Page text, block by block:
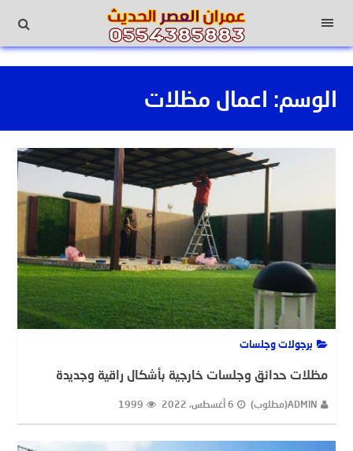
القائمة
الوسم: اعمال مظلات
برجولات وجلسات
مظلات حدائق وجلسات خارجية بأشكال راقية وجديدة
ADMIN(مطلوب) 6 أغسطس، 2022 1999